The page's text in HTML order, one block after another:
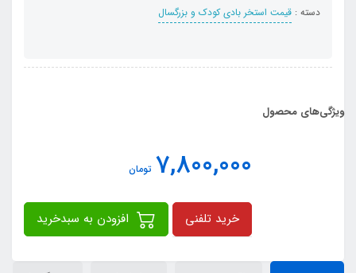
دسته : قیمت استخر بادی کودک و بزرگسال
ویژگی‌های محصول
7,800,000 تومان
خرید تلفنی